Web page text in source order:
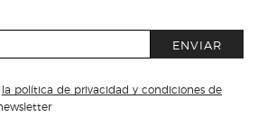
ENVIAR
la política de privacidad y condiciones de